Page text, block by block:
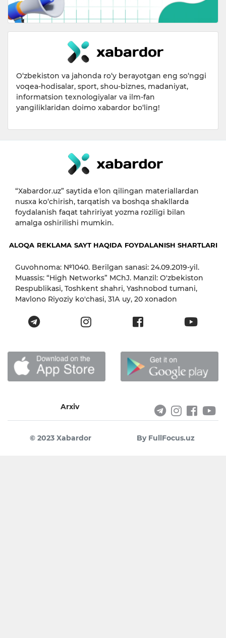
O‘zbekiston va jahonda ro‘y berayotgan eng so‘nggi
voqea-hodisalar, sport, shou-biznes, madaniyat,
informatsion texnologiyalar va ilm-fan
yangiliklaridan doimo xabardor bo‘ling!
“Xabardor.uz” saytida eʼlon qilingan materiallardan
nusxa ko‘chirish, tarqatish va boshqa shakllarda
foydalanish faqat tahririyat yozma roziligi bilan
amalga oshirilishi mumkin.
ALOQA REKLAMA SAYT HAQIDA FOYDALANISH SHARTLARI
Guvohnoma: №1040. Berilgan sanasi: 24.09.2019-yil.
Muassis: “High Networks” MChJ. Manzil: O'zbekiston
Respublikasi, Toshkent shahri, Yashnobod tumani,
Mavlono Riyoziy ko'chasi, 31А uy, 20 xonadon
Arxiv
© 2023 Xabardor By FullFocus.uz